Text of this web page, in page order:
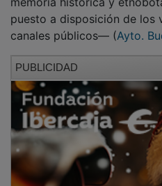
puesto a disposición de los
canales públicos— (Ayto.